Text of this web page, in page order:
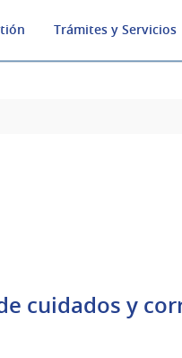
Trámites y Servicios
cuidados y